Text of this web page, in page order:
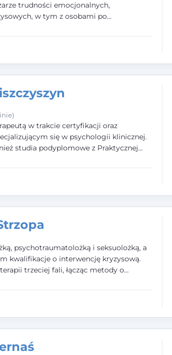
trudności emocjonalnych,
w tym z osobami po
Ukończyłam psychologię
podyplomowe z interwencji kryzysowej
na SWPS we Wrocławiu. W pracy
w trakcie certyfikacji oraz
się w psychologii klinicznej.
studia podyplomowe z Praktycznej
Aktywnie uczestniczę w
Towarzystwa Psychiatrycznego oraz
Psychologicznego, a także jestem
psychotraumatolożką i seksuolożką, a
kwalifikacje o interwencję kryzysową.
trzeciej fali, łącząc metody o
Towarzyszę młodzieży,
w radzeniu sobie z bolesnymi
by mogli żyć pełniej.